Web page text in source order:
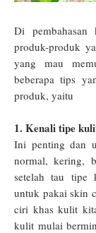
Di
produk-produk
yang mau
beberapa tips
produk, yaitu
1. Kenali tipe
Ini penting dan
normal, kering,
setelah tau tipe
untuk pakai skin
ciri khas kulit
kulit mulai